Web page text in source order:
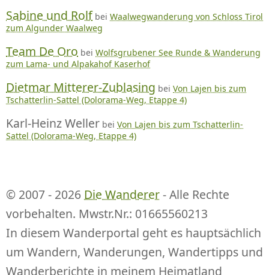
Sabine und Rolf bei Waalwegwanderung von Schloss Tirol
zum Algunder Waalweg
Team De Oro bei Wolfsgrubener See Runde & Wanderung
zum Lama- und Alpakahof Kaserhof
Dietmar Mitterer-Zublasing bei Von Lajen bis zum
Tschatterlin-Sattel (Dolorama-Weg, Etappe 4)
Karl-Heinz Weller bei Von Lajen bis zum Tschatterlin-
Sattel (Dolorama-Weg, Etappe 4)
© 2007 - 2026 Die Wanderer- Alle Rechte
vorbehalten. Mwstr.Nr.: 01665560213
In diesem Wanderportal geht es hauptsächlich
um Wandern, Wanderungen, Wandertipps und
Wanderberichte in meinem Heimatland